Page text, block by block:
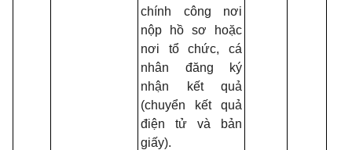
chính công nơi
nộp hồ sơ hoặc
nơi tổ chức, cá
nhân đăng ký
nhận kết quả
(chuyển kết quả
điện tử và bản
giấy).